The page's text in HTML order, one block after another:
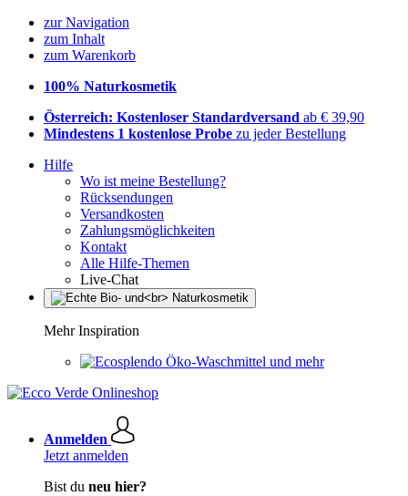
zur Navigation
zum Inhalt
zum Warenkorb
100% Naturkosmetik
Österreich: Kostenloser Standardversand ab € 39,90
Mindestens 1 kostenlose Probe zu jeder Bestellung
Hilfe
Wo ist meine Bestellung?
Rücksendungen
Versandkosten
Zahlungsmöglichkeiten
Kontakt
Alle Hilfe-Themen
Live-Chat
Mehr Inspiration
Öko-Waschmittel und mehr
Anmelden
Jetzt anmelden
Bist du neu hier?